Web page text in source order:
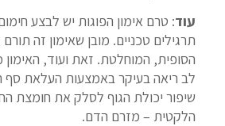
עוד: טרם אימון הפוגות יש לבצע
תרגילים טכניים. מובן שאימון זה
הסופית, המוחלטת. זאת ועוד,
לב ריאה בעיקר באמצעות העלאת סף
שיפור יכולת הגוף לסלק את חומצת
הלקטית – מזרם הדם.